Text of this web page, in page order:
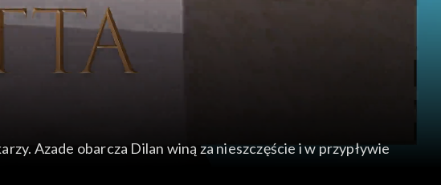
Azade obarcza Dilan winą za nieszczęście i w przypływie